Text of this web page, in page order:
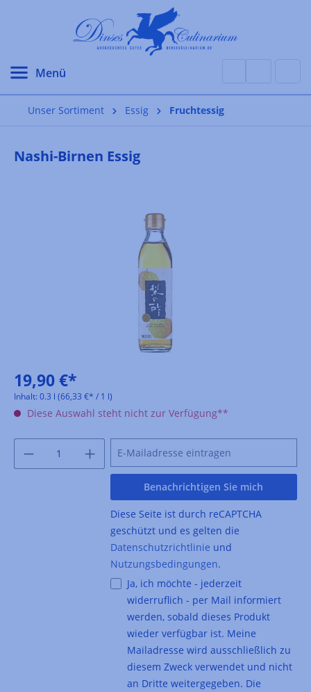
Unser Sortiment Essig Fruchtessig
Nashi-Birnen Essig
19,90 €*
Inhalt: 0.3 l (66,33 €* / 1 l)
Diese Auswahl steht nicht zur Verfügung**
Benachrichtigen Sie mich
Diese Seite ist durch reCAPTCHA
geschützt und es gelten die
Datenschutzrichtlinie und
Nutzungsbedingungen.
Ja, ich möchte - jederzeit
widerruflich - per Mail informiert
werden, sobald dieses Produkt
wieder verfügbar ist. Meine
Mailadresse wird ausschließlich zu
diesem Zweck verwendet und nicht
an Dritte weitergegeben. Die